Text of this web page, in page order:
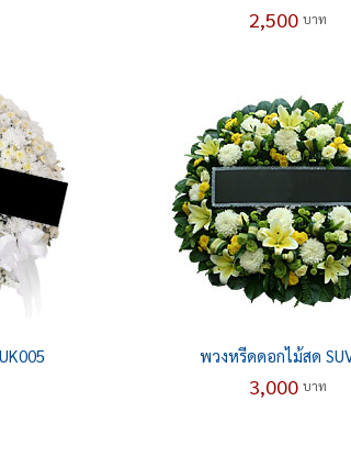
2,500บาท
พวงหรีดดอกไม้สด
3,000บาท